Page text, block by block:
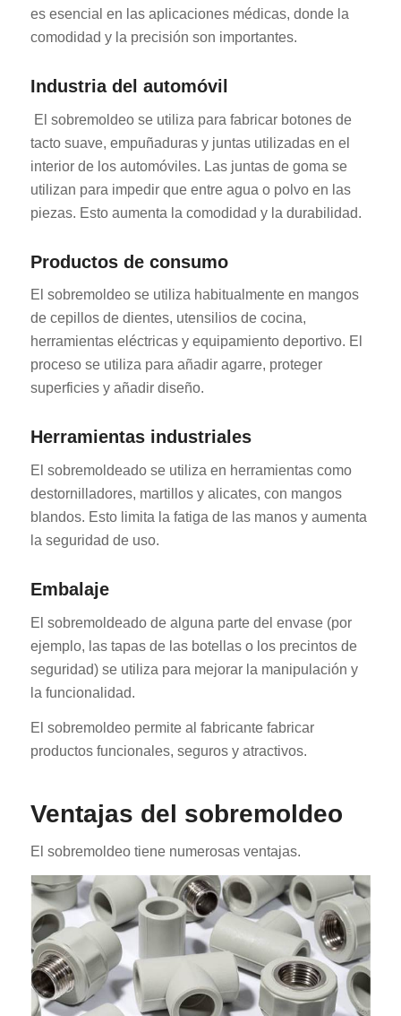
es esencial en las aplicaciones médicas, donde la
comodidad y la precisión son importantes.
Industria del automóvil
El sobremoldeo se utiliza para fabricar botones de
tacto suave, empuñaduras y juntas utilizadas en el
interior de los automóviles. Las juntas de goma se
utilizan para impedir que entre agua o polvo en las
piezas. Esto aumenta la comodidad y la durabilidad.
Productos de consumo
El sobremoldeo se utiliza habitualmente en mangos
de cepillos de dientes, utensilios de cocina,
herramientas eléctricas y equipamiento deportivo. El
proceso se utiliza para añadir agarre, proteger
superficies y añadir diseño.
Herramientas industriales
El sobremoldeado se utiliza en herramientas como
destornilladores, martillos y alicates, con mangos
blandos. Esto limita la fatiga de las manos y aumenta
la seguridad de uso.
Embalaje
El sobremoldeado de alguna parte del envase (por
ejemplo, las tapas de las botellas o los precintos de
seguridad) se utiliza para mejorar la manipulación y
la funcionalidad.
El sobremoldeo permite al fabricante fabricar
productos funcionales, seguros y atractivos.
Ventajas del sobremoldeo
El sobremoldeo tiene numerosas ventajas.